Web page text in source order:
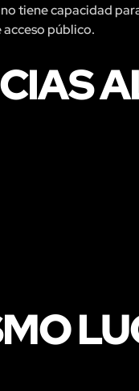
tiene capacidad
público.